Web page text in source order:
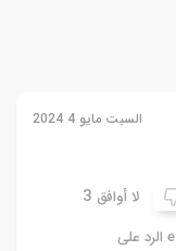
السبت مايو 4 2024
لا أوافق 3
الرد على